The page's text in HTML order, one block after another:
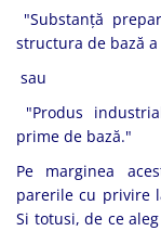
"Substanță
structura de bază
sau
"Produs
prime de bază."
Pe marginea
parerile cu privire
Si totusi, de ce